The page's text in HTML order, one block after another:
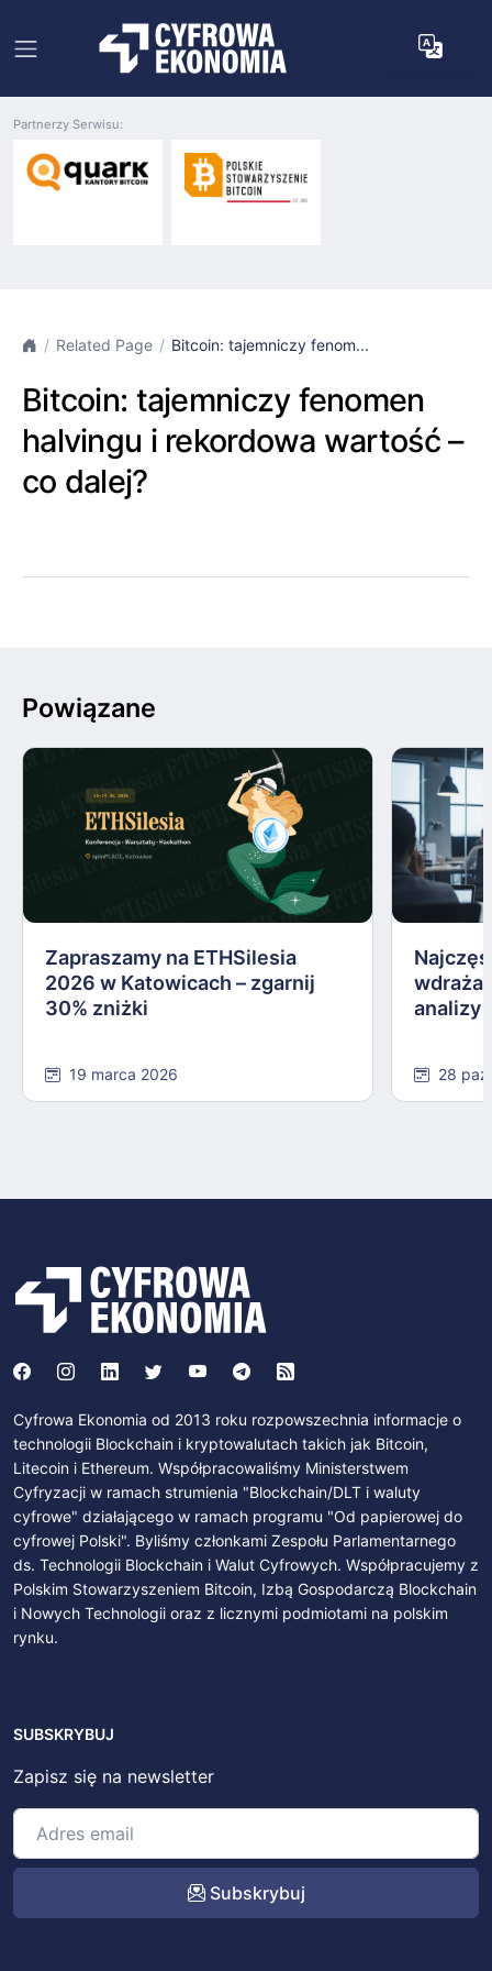
Partnerzy Serwisu:
Related Page Bitcoin: tajemniczy fenom...
Bitcoin: tajemniczy fenomen
halvingu i rekordowa wartość –
co dalej?
Powiązane
Zapraszamy na ETHSilesia
2026 w Katowicach – zgarnij
30% zniżki
19 marca 2026
analizy
28
Cyfrowa Ekonomia od 2013 roku rozpowszechnia informacje o
technologii Blockchain i kryptowalutach takich jak Bitcoin,
Litecoin i Ethereum. Współpracowaliśmy Ministerstwem
Cyfryzacji w ramach strumienia "Blockchain/DLT i waluty
cyfrowe" działającego w ramach programu "Od papierowej do
cyfrowej Polski". Byliśmy członkami Zespołu Parlamentarnego
ds. Technologii Blockchain i Walut Cyfrowych. Współpracujemy z
Polskim Stowarzyszeniem Bitcoin, Izbą Gospodarczą Blockchain
i Nowych Technologii oraz z licznymi podmiotami na polskim
rynku.
SUBSKRYBUJ
Zapisz się na newsletter
Subskrybuj